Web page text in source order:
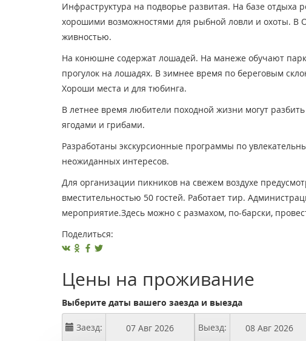
Инфраструктура на подворье развитая. На базе отдыха
хорошими возможностями для рыбной ловли и охоты. В
живностью.
На конюшне содержат лошадей. На манеже обучают
прогулок на лошадях. В зимнее время по береговым
Хороши места и для тюбинга.
В летнее время любители походной жизни могут
ягодами и грибами.
Разработаны экскурсионные программы по
неожиданных интересов.
Для организации пикников на свежем воздухе
вместительностью 50 гостей. Работает тир.
мероприятие.Здесь можно с размахом, по-барски,
Поделиться:
Цены на проживание
Выберите даты вашего заезда и выезда
Заезд: Выезд: